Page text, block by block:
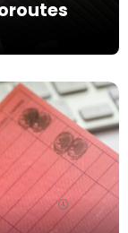
13/05/24